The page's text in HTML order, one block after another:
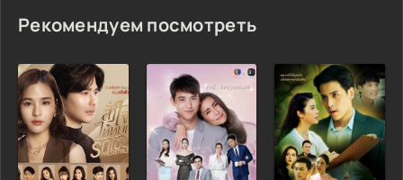
Рекомендуем посмотреть